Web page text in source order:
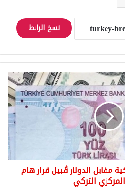
نسخ الرابط
مقابل الدولار قُبيل قرار هام
التركي